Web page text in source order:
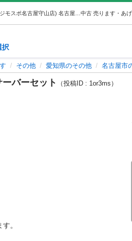
中古 売ります・あ
択
その他 愛知県のその他 名古屋市
バーセット
（投稿ID : 1or3ms）
。